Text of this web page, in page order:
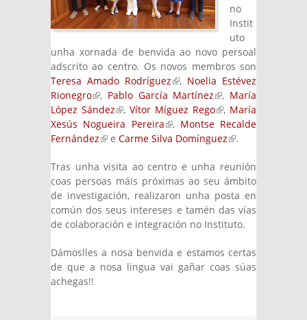
no
Instit
uto
unha xornada de benvida ao novo persoal
adscrito ao centro. Os novos membros son
Teresa Amado Rodríguez(link is external)
, Noelia Estévez
Rionegro(link is external)
, Pablo García Martínez(link is
external)
, María
López Sández(link is external)
, Vítor Míguez Rego(link is
external)
, María
Xesús Nogueira Pereira(link is external)
, Montse Recalde
Fernández(link is external)
e Carme Silva Domínguez(link is
.
Tras unha visita ao centro e unha reunión
coas persoas máis próximas ao seu ámbito
de investigación, realizaron unha posta en
común dos seus intereses e tamén das vías
de colaboración e integración no Instituto.
Dámoslles a nosa benvida e estamos certas
de que a nosa lingua vai gañar coas súas
achegas!!